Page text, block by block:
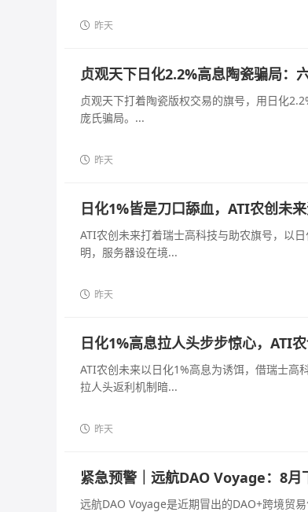
昨天
贞观天下日化2.2%高息陶瓷骗局：
贞观天下打着陶瓷版权交易的旗号，用日化
庞氏骗局。...
昨天
日化1%皆是刀口舔血，ATI农创未
ATI农创未来打着瑞士高科技与助农旗号，以
明，服务器设在境...
昨天
日化1%高息拉人头步步惊心，ATI
ATI农创未来以日化1%高息为诱饵，借瑞士高
拉人头返利机制暗...
昨天
紧急预警｜远航DAO Voyage：8月
远航DAO Voyage是近期冒出的DAO+跨境贸